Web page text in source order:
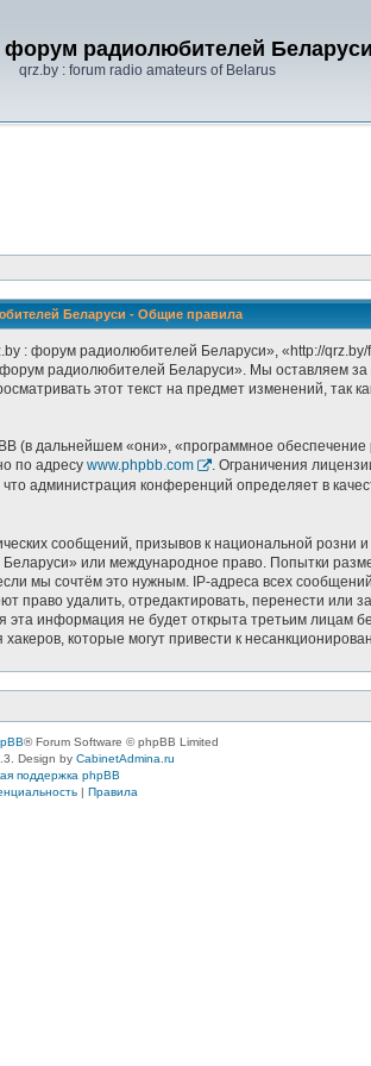
форум радиолюбителей Беларуси
qrz.by : forum radio amateurs of Belarus
Беларуси - Общие правила
форум радиолюбителей Беларуси», «http://qrz.by/
радиолюбителей Беларуси». Мы оставляем
этот текст на предмет изменений, так
дальнейшем «они», «программное
по адресу www.phpbb.com
. Ограничения
администрация конференций определяет в
сообщений, призывов к национальной розни
или международное право. Попытки
мы сочтём это нужным. IP-адреса всех
удалить, отредактировать, перенести или
информация не будет открыта третьим лицам
которые могут привести к
® Forum Software © phpBB Limited
Design by CabinetAdmina.ru
поддержка phpBB
| Правила